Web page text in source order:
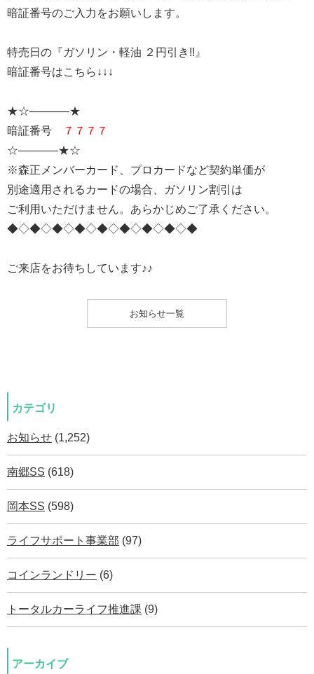
暗証番号のご入力をお願いします。
特売日の『ガソリン・軽油 ２円引き!!』
暗証番号はこちら↓↓↓
★☆———–★
暗証番号 ７７７７
☆———–★☆
※森正メンバーカード、プロカードなど契約単価が
別途適用されるカードの場合、ガソリン割引は
ご利用いただけません。あらかじめご了承ください。
◆◇◆◇◆◇◆◇◆◇◆◇◆◇◆◇◆
ご来店をお待ちしています♪♪
お知らせ一覧
カテゴリ
お知らせ (1,252)
南郷SS (618)
岡本SS (598)
ライフサポート事業部 (97)
コインランドリー (6)
トータルカーライフ推進課 (9)
アーカイブ